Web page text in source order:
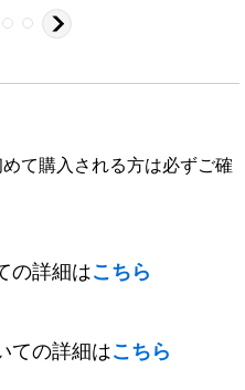
て購入される方は必ずご確
の詳細はこちら
ての詳細はこちら